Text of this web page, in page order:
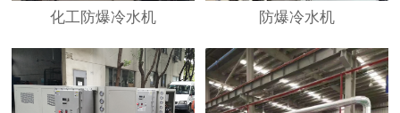
化工防爆冷水机 防爆冷水机